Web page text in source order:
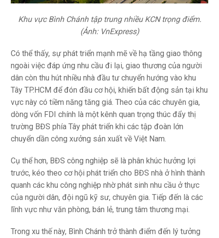
Khu vực Bình Chánh tập trung nhiều KCN trọng điểm.
(Ảnh: VnExpress)
Có thể thấy, sự phát triển mạnh mẽ về hạ tầng giao thông
ngoài việc đáp ứng nhu cầu đi lại, giao thương của người
dân còn thu hút nhiều nhà đầu tư chuyển hướng vào khu
Tây TP.HCM để đón đầu cơ hội, khiến bất động sản tại khu
vực này có tiềm năng tăng giá. Theo của các chuyên gia,
dòng vốn FDI chính là một kênh quan trọng thúc đẩy thị
trường BĐS phía Tây phát triển khi các tập đoàn lớn
chuyển dần công xưởng sản xuất về Việt Nam.
Cụ thể hơn, BĐS công nghiệp sẽ là phân khúc hưởng lợi
trước, kéo theo cơ hội phát triển cho BĐS nhà ở hình thành
quanh các khu công nghiệp nhờ phát sinh nhu cầu ở thực
của người dân, đội ngũ kỹ sư, chuyên gia. Tiếp đến là các
lĩnh vực như văn phòng, bán lẻ, trung tâm thương mại.
Trong xu thế này, Bình Chánh trở thành điểm đến lý tưởng